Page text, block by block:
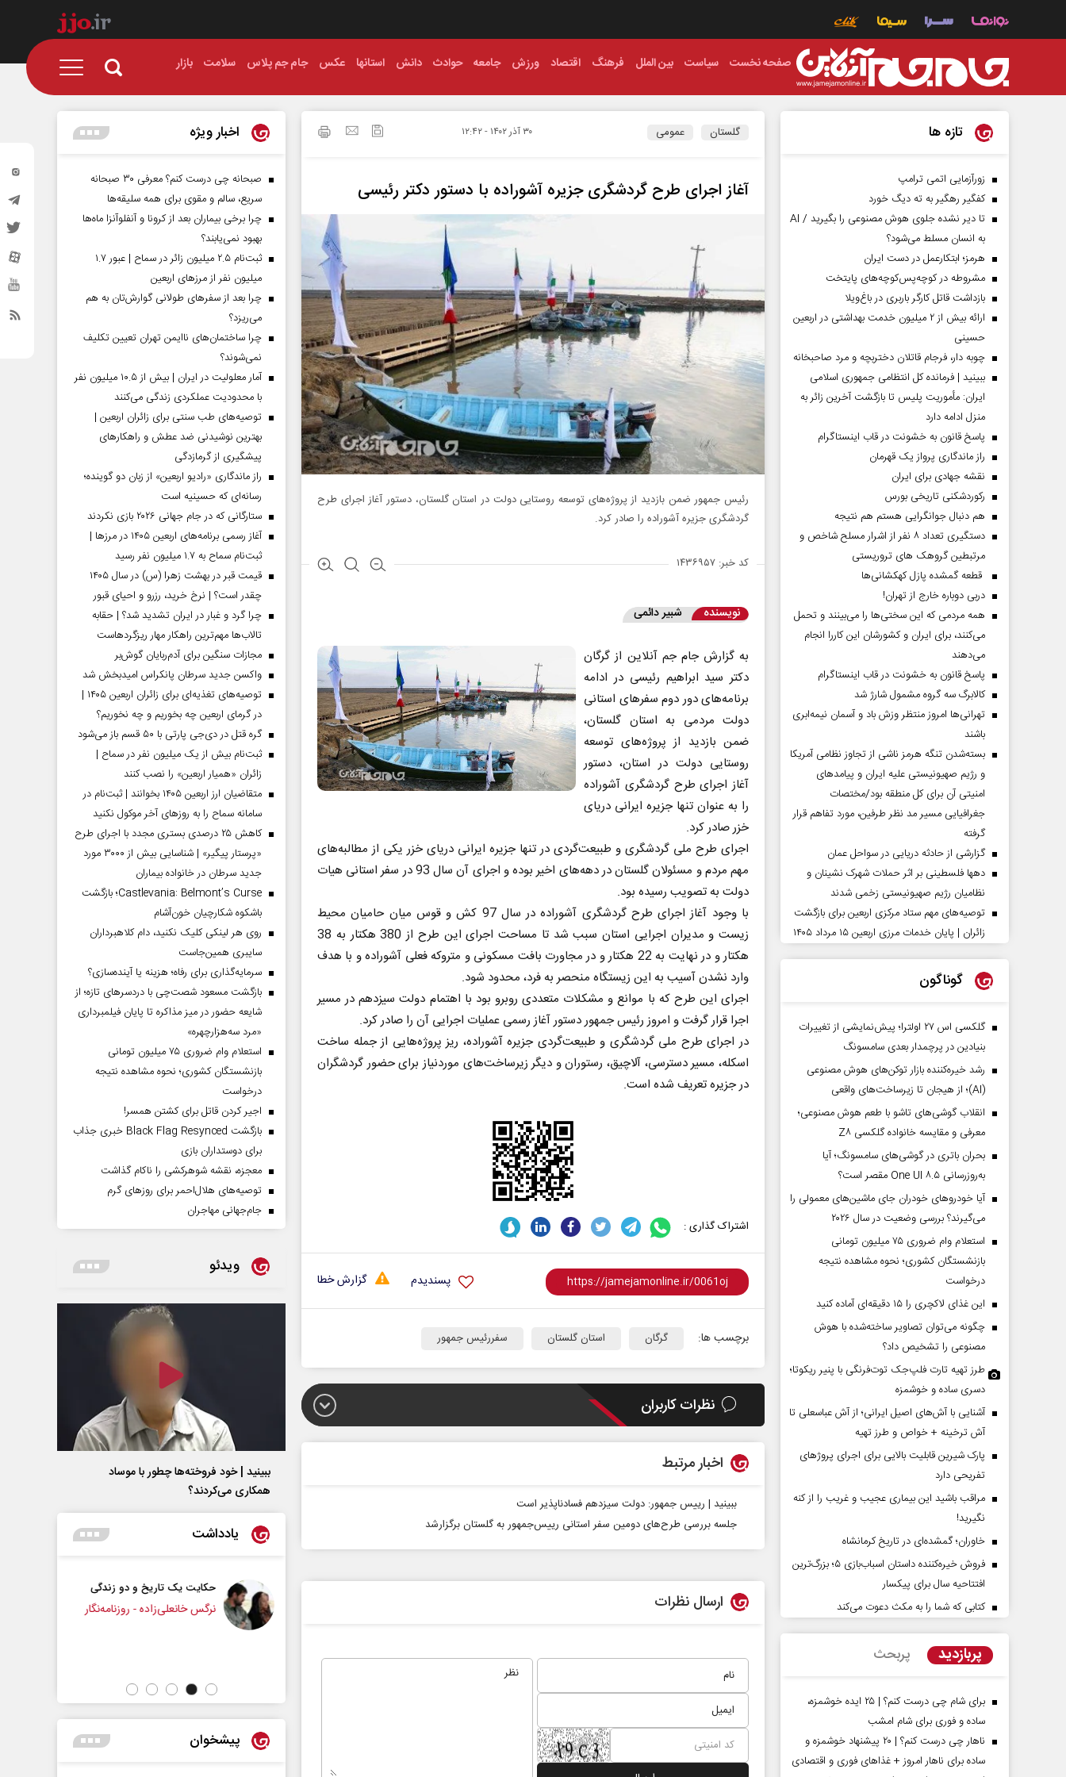
صفحه نخست سیاست بین الملل فرهنگ اقتصاد ورزش جامعه حوادث دانش استانها عکس جام جم پلاس سلامت بازار
گلستان عمومی ۳۰ آذر ۱۴۰۲ - ۱۲:۴۲
آغاز اجرای طرح گردشگری جزیره آشوراده با دستور دکتر رئیسی
رئیس جمهور ضمن بازدید از پروژه‌های توسعه روستایی دولت در استان گلستان، دستور آغاز اجرای طرح
گردشگری جزیره آشوراده را صادر کرد.
کد خبر: ۱۴۳۶۹۵۷
نویسنده شبیر دائمی
به گزارش جام جم آنلاین از گرگان
دکتر سید ابراهیم رئیسی در ادامه
برنامه‌های دور دوم سفرهای استانی
دولت مردمی به استان گلستان،
ضمن بازدید از پروژه‌های توسعه
روستایی دولت در استان، دستور
آغاز اجرای طرح گردشگری آشوراده
را به عنوان تنها جزیره ایرانی دریای
خزر صادر کرد.
اجرای طرح ملی گردشگری و طبیعت‌گردی در تنها جزیره ایرانی دریای خزر یکی از مطالبه‌های
مهم مردم و مسئولان گلستان در دهه‌های اخیر بوده و اجرای آن سال 93 در سفر استانی هیات
دولت به تصویب رسیده بود.
با وجود آغاز اجرای طرح گردشگری آشوراده در سال 97 کش و قوس میان حامیان محیط
زیست و مدیران اجرایی استان سبب شد تا مساحت اجرای این طرح از 380 هکتار به 38
هکتار و در نهایت به 22 هکتار و در مجاورت بافت مسکونی و متروکه فعلی آشوراده و با هدف
وارد نشدن آسیب به این زیستگاه منحصر به فرد، محدود شود.
اجرای این طرح که با موانع و مشکلات متعددی روبرو بود با اهتمام دولت سیزدهم در مسیر
اجرا قرار گرفت و امروز رئیس جمهور دستور آغاز رسمی عملیات اجرایی آن را صادر کرد.
در اجرای طرح ملی گردشگری و طبیعت‌گردی جزیره آشوراده، ریز پروژه‌هایی از جمله ساخت
اسکله، مسیر دسترسی، آلاچیق، رستوران و دیگر زیرساخت‌های موردنیاز برای حضور گردشگران
در جزیره تعریف شده است.
اشتراک گذاری :
گزارش خطا پسندیدم
برچسب ها: گرگان استان گلستان سفررئیس جمهور
نظرات کاربران
اخبار مرتبط
ببینید | رییس جمهور: دولت سیزدهم فسادناپذیر است
جلسه بررسی طرح‌های دومین سفر استانی رییس‌جمهور به گلستان برگزارشد
ارسال نظرات
تازه ها
زورآزمایی اتمی ترامپ
کفگیر رهگیر به ته دیگ خورد
تا دیر نشده جلوی هوش مصنوعی را بگیرید / AI
به انسان مسلط می‌شود؟
هرمز؛ ابتکارعمل در دست ایران
مشروطه در کوچه‌پس‌کوچه‌های پایتخت
بازداشت قاتل کارگر باربری در باغ‌ویلا
ارائه بیش از ۲ میلیون خدمت بهداشتی در اربعین
حسینی
چوبه دار، فرجام قاتلان دختربچه و مرد صاحبخانه
ببینید | فرمانده کل انتظامی جمهوری اسلامی
ایران­: مأموریت پلیس تا بازگشت آخرین زائر به
منزل ادامه دارد
پاسخ قانون به خشونت در قاب اینستاگرام
راز ماندگاری پرواز یک قهرمان
نقشه جهادی برای ایران
رکوردشکنی تاریخی بورس
هم دنبال جوانگرایی هستم هم نتیجه
دستگیری تعداد ۸ نفر از اشرار مسلح شاخص و
مرتبطین گروهک های تروریستی
قطعه گمشده پازل کهکشانی‌ها
دربی دوباره خارج از تهران!
همه مردمی که این سختی‌ها را می‌بینند و تحمل
می‌کنند، برای ایران و کشورشان این کاررا انجام
می‌دهند
پاسخ قانون به خشونت در قاب اینستاگرام
کالابرگ سه گروه مشمول شارژ شد
تهرانی‌ها امروز منتظر وزش باد و آسمان نیمه‌ابری
باشند
بسته‌شدن تنگه هرمز ناشی از تجاوز نظامی آمریکا
و رژیم صهیونیستی علیه ایران و پیامد‌های
امنیتی آن برای کل منطقه بود/مختصات
جغرافیایی مسیر مد نظر طرفین، مورد تفاهم قرار
گرفته
گزارشی از حادثه دریایی در سواحل عمان
دهها فلسطینی بر اثر حملات شهرک نشینان و
نظامیان رژیم صهیونیستی زخمی شدند
توصیه‌های مهم ستاد مرکزی اربعین برای بازگشت
زائران | پایان خدمات مرزی اربعین ۱۵ مرداد ۱۴۰۵
گوناگون
گلکسی اس ۲۷ اولترا؛ پیش‌نمایشی از تغییرات
بنیادین در پرچمدار بعدی سامسونگ
رشد خیره‌کننده بازار توکن‌های هوش مصنوعی
(AI)؛ از هیجان تا زیرساخت‌های واقعی
انقلاب گوشی‌های تاشو‌ با طعم هوش مصنوعی؛
معرفی و مقایسه خانواده گلکسی Z۸
بحران باتری در گوشی‌های سامسونگ؛ آیا
به‌روزرسانی One UI ۸.۵ مقصر است؟
آیا خودروهای خودران جای ماشین‌های معمولی را
می‌گیرند؟ بررسی وضعیت در سال ۲۰۲۶
استعلام وام ضروری ۷۵ میلیون تومانی
بازنشستگان کشوری؛ نحوه مشاهده نتیجه
درخواست
این غذای لاکچری را ۱۵ دقیقه‌ای آماده کنید
چگونه می‌توان تصاویر ساخته‌شده با هوش
مصنوعی را تشخیص داد؟
طرز تهیه تارت فلپ‌جک توت‌فرنگی با پنیر ریکوتا؛
دسری ساده و خوشمزه
آشنایی با آش‌های اصیل ایرانی؛ از آش عباسعلی تا
آش ترخینه + خواص و طرز تهیه
پارک شیرین قابلیت‌ بالایی برای اجرای پروژهای
تفریحی دارد
مراقب باشید این بیماری عجیب و غریب را از کنه
نگیرید!
خاوران؛ گمشده‌ای در تاریخ کرمانشاه
فروش خیره‌کننده داستان اسباب‌بازی ۵؛ بزرگ‌ترین
افتتاحیه سال برای پیکسار
کتابی که شما را به مکث دعوت می‌کند
پربازدید پربحث
برای شام چی درست کنم؟ | ۲۵ ایده خوشمزه،
ساده و فوری برای شام امشب
ناهار چی درست کنم؟ | ۲۰ پیشنهاد خوشمزه و
ساده برای ناهار امروز + غذاهای فوری و اقتصادی
اخبار ویژه
صبحانه چی درست کنم؟ معرفی ۳۰ صبحانه
سریع، سالم و مقوی برای همه سلیقه‌ها
چرا برخی بیماران بعد از کرونا و آنفلوآنزا ماه‌ها
بهبود نمی‌یابند؟
ثبت‌نام ۲.۵ میلیون زائر در سماح | عبور ۱.۷
میلیون نفر از مرز‌های اربعین
چرا بعد از سفرهای طولانی گوارش‌تان به هم
می‌ریزد؟
چرا ساختمان‌های ناایمن تهران تعیین تکلیف
نمی‌شوند؟
آمار معلولیت در ایران | بیش از ۱۰.۵ میلیون نفر
با محدودیت عملکردی زندگی می‌کنند
توصیه‌های طب سنتی برای زائران اربعین |
بهترین نوشیدنی ضد عطش و راهکارهای
پیشگیری از گرمازدگی
راز ماندگاری «رادیو اربعین» از زبان دو گوینده؛
رسانه‌ای که حسینیه است
ستارگانی که در جام جهانی ۲۰۲۶ بازی نکردند
آغاز رسمی برنامه‌های اربعین ۱۴۰۵ در مرز‌ها |
ثبت‌نام سماح به ۱.۷ میلیون نفر رسید
قیمت قبر در بهشت زهرا (س) در سال ۱۴۰۵
چقدر است؟ | نرخ خرید، رزرو و احیای قبور
چرا گرد و غبار در ایران تشدید شد؟ | حقابه
تالاب‌ها مهم‌ترین راهکار مهار ریزگردهاست
مجازات سنگین برای آدم‌ربایان گوش‌بر
واکسن جدید سرطان پانکراس امیدبخش شد
توصیه‌های تغذیه‌ای برای زائران اربعین ۱۴۰۵ |
در گرمای اربعین چه بخوریم و چه نخوریم؟
گره قتل در دی‌جی پارتی با ۵۰ قسم باز می‌شود
ثبت‌نام بیش از یک میلیون نفر در سماح |
زائران «همیار اربعین» را نصب کنند
متقاضیان ارز اربعین ۱۴۰۵ بخوانند | ثبت‌نام در
سامانه سماح را به روز‌های آخر موکول نکنید
کاهش ۲۵ درصدی بستری مجدد با اجرای طرح
«پرستار پیگیر» | شناسایی بیش از ۳۰۰۰ مورد
جدید سرطان در خانواده بیماران
Castlevania: Belmont’s Curse؛ بازگشت
باشکوه شکارچیان خون‌آشام
روی هر لینکی کلیک نکنید، دام کلاهبرداران
سایبری همین‌جاست
سرمایه‌گذاری برای رفاه؛ هزینه یا آینده‌سازی؟
بازگشت مسعود شصت‌چی با دردسر‌های تازه؛ از
شایعه حضور در میز مذاکره تا پایان فیلمبرداری
«مرد سه‌هزارچهره»
استعلام وام ضروری ۷۵ میلیون تومانی
بازنشستگان کشوری؛ نحوه مشاهده نتیجه
درخواست
اجیر کردن قاتل برای کشتن همسر!
بازگشت Black Flag Resynced خبری جذاب
برای دوستداران بازی
معجزه، نقشه شوهرکشی را ناکام گذاشت
توصیه‌های هلال‌احمر برای روز‌های گرم
جام‌جهانی مهاجران
ویدئو
ببینید | خود فروخته‌ها چطور با موساد
همکاری می‌کردند؟
یادداشت
پشت‌پرده تهدیدات کوتاه‏‌مدت و
ادعا‌های خلاف واقع آمریکا
- تحلیلگر مسائل سیاسی
استکبار‌
مجلس
حکایت یک تاریخ و دو زندگی
نرگس خانعلی‌زاده - روزنامه‌نگار
چرایی عقب‌نشینی ترامپ؟
پیشخوان